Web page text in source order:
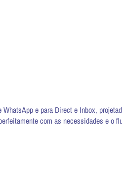
e para Direct e Inbox,
com as necessidades e o